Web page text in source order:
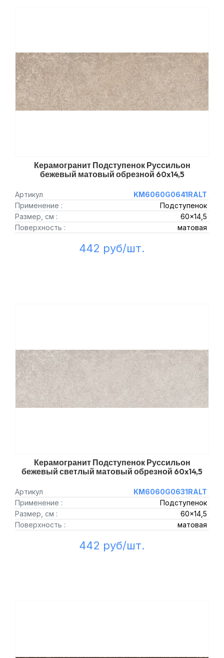
Керамогранит Подступенок Руссильон
бежевый матовый обрезной 60x14,5
Артикул
KM6060G0641RALT
Применение :
Подступенок
Размер, см :
60x14,5
Поверхность :
матовая
442 руб/шт.
Керамогранит Подступенок Руссильон
бежевый светлый матовый обрезной 60x14,5
Артикул
KM6060G0631RALT
Применение :
Подступенок
Размер, см :
60x14,5
Поверхность :
матовая
442 руб/шт.